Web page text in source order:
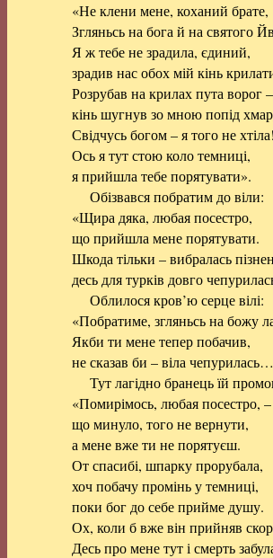
«Не клени мене, коханий брате,
Згляньсь на бога й на святого
Я ж тебе не зрадила, єдиний,
зрадив нас обох мій кінь
Розрубав на крилах пута ворог –
кінь шугнув зо мною попід
Свідчусь богом – я того не хтіла!
Ось я тут стою коло темниці,
я прийшла тебе порятувати».
Обізвався побратим до віли:
«Щира дяка, любая посестро,
що прийшла мене порятувати.
Шкода тільки – вибралась
десь для турків довго
Облилося кров’ю серце вілі:
«Побратиме, згляньсь на божу
Якби ти мене тепер побачив,
не сказав би – віла
Тут лагідно бранець їй
«Помирімось, любая посестро, –
що минуло, того не вернути,
а мене вже ти не порятуєш.
От спасибі, шпарку прорубала,
хоч побачу промінь у темниці,
поки бог до себе прийме душу.
Ох, коли б вже він прийняв
Десь про мене тут і смерть